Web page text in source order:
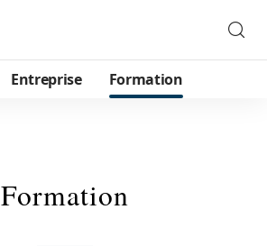
Entreprise Formation
Formation